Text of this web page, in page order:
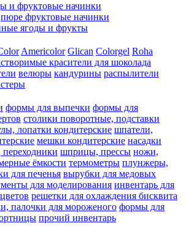
и фруктовые начинки
пюре фруктовые начинки
ягоды и фрукты
Americolor Glican Colorgel Roha
красители для шоколада
велюры кандурины распылители
формы для выпечки формы для
столики поворотные, подставки
лопатки кондитерские шпатели,
мешки кондитерские насадки
переходники шприцы, прессы ножи,
ёмкости термометры плунжеры,
для печенья вырубки для медовых
для моделирования инвентарь для
решетки для охлаждения бисквита
палочки для мороженого формы для
прочий инвентарь